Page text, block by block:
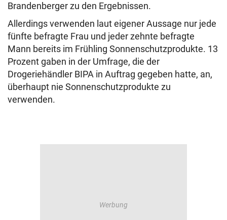
Brandenberger zu den Ergebnissen.
Allerdings verwenden laut eigener Aussage nur jede
fünfte befragte Frau und jeder zehnte befragte
Mann bereits im Frühling Sonnenschutzprodukte. 13
Prozent gaben in der Umfrage, die der
Drogeriehändler BIPA in Auftrag gegeben hatte, an,
überhaupt nie Sonnenschutzprodukte zu
verwenden.